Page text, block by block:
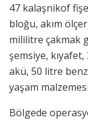
47 kalaşnikof
bloğu, akım
mililitre çakmak
şemsiye,
akü, 50 litre
yaşam
Bölgede